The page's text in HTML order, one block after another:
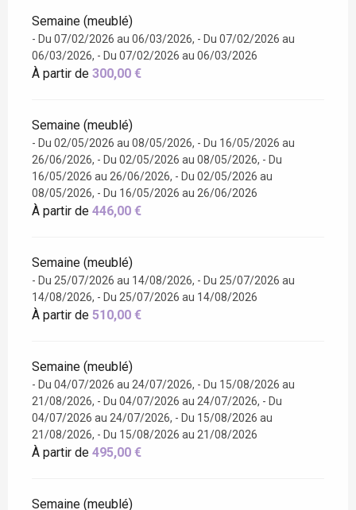
Semaine (meublé)
- Du 07/02/2026 au 06/03/2026, - Du 07/02/2026 au
06/03/2026, - Du 07/02/2026 au 06/03/2026
À partir de 300,00 €
Semaine (meublé)
- Du 02/05/2026 au 08/05/2026, - Du 16/05/2026 au
26/06/2026, - Du 02/05/2026 au 08/05/2026, - Du
16/05/2026 au 26/06/2026, - Du 02/05/2026 au
08/05/2026, - Du 16/05/2026 au 26/06/2026
À partir de 446,00 €
Semaine (meublé)
- Du 25/07/2026 au 14/08/2026, - Du 25/07/2026 au
14/08/2026, - Du 25/07/2026 au 14/08/2026
À partir de 510,00 €
Semaine (meublé)
- Du 04/07/2026 au 24/07/2026, - Du 15/08/2026 au
21/08/2026, - Du 04/07/2026 au 24/07/2026, - Du
04/07/2026 au 24/07/2026, - Du 15/08/2026 au
21/08/2026, - Du 15/08/2026 au 21/08/2026
À partir de 495,00 €
Semaine (meublé)